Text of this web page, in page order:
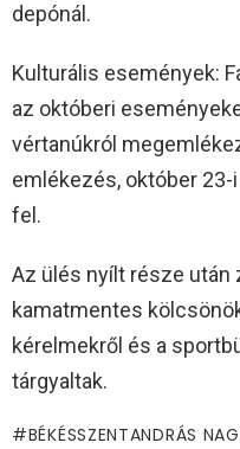
depónál.
Kulturális események:
az októberi
vértanúkról
emlékezés, október
fel.
Az ülés nyílt része után
kamatmentes
kérelmekről és a
tárgyaltak.
BÉKÉSSZENTANDRÁS